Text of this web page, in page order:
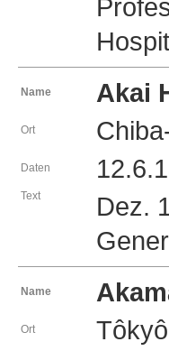
Name Akai
Ort
Daten
Text
Dez.
Name
Ort Tôkyô